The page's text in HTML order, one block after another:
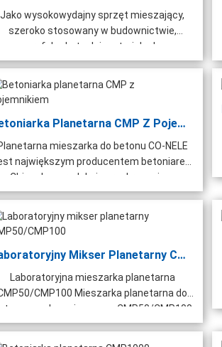
Jako wysokowydajny sprzęt mieszający,
szeroko stosowany w budownictwie,
prefabrykatach i materiałach
ogniotrwałych...
Betoniarka Planetarna CMP Z Pojemnikiem
mieszarka do betonu CO-NELE
największym producentem betoniarek
w Chinach, z produkcją przekraczającą ...
Laboratoryjny Mikser Planetarny CMP50/CMP100
Laboratoryjna mieszarka planetarna
CMP100 Mieszarka planetarna do
z wałem pionowym CMP50/CMP100
to ...